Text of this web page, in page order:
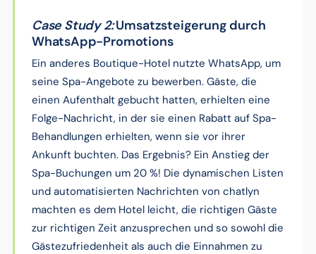
Case Study 2:Umsatzsteigerung durch
WhatsApp-Promotions
Ein anderes Boutique-Hotel nutzte WhatsApp, um
seine Spa-Angebote zu bewerben. Gäste, die
einen Aufenthalt gebucht hatten, erhielten eine
Folge-Nachricht, in der sie einen Rabatt auf Spa-
Behandlungen erhielten, wenn sie vor ihrer
Ankunft buchten. Das Ergebnis? Ein Anstieg der
Spa-Buchungen um 20 %! Die dynamischen Listen
und automatisierten Nachrichten von chatlyn
machten es dem Hotel leicht, die richtigen Gäste
zur richtigen Zeit anzusprechen und so sowohl die
Gästezufriedenheit als auch die Einnahmen zu